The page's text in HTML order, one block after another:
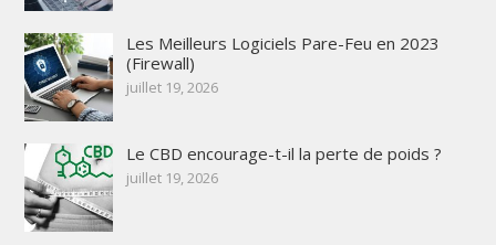
Les Meilleurs Logiciels Pare-Feu en 2023
(Firewall)
juillet 19, 2026
Le CBD encourage-t-il la perte de poids ?
juillet 19, 2026